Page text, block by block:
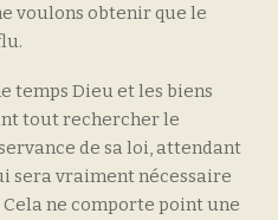
voulons obtenir que le
temps Dieu et les biens
tout rechercher le
de sa loi, attendant
sera vraiment nécessaire
ne comporte point une